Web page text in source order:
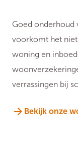
Goed onderhoud
voorkomt het
woning en
verrassingen bij
Bekijk onze